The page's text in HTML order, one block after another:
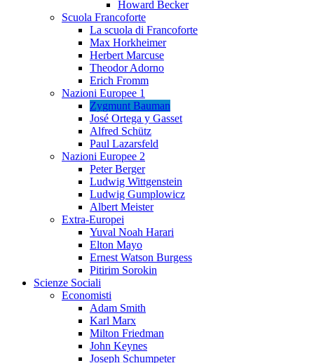
Howard Becker
Scuola Francoforte
La scuola di Francoforte
Max Horkheimer
Herbert Marcuse
Theodor Adorno
Erich Fromm
Nazioni Europee 1
Zygmunt Bauman
José Ortega y Gasset
Alfred Schütz
Paul Lazarsfeld
Nazioni Europee 2
Peter Berger
Ludwig Wittgenstein
Ludwig Gumplowicz
Albert Meister
Extra-Europei
Yuval Noah Harari
Elton Mayo
Ernest Watson Burgess
Pitirim Sorokin
Scienze Sociali
Economisti
Adam Smith
Karl Marx
Milton Friedman
John Keynes
Joseph Schumpeter